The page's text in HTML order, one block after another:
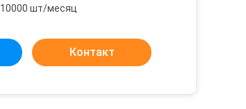
10000 шт/месяц
Контакт